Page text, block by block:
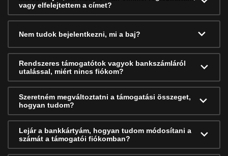
vagy elfelejtettem a címet?
Nem tudok bejelentkezni, mi a baj?
Rendszeres támogatótok vagyok bankszámláról
utalással, miért nincs fiókom?
Szeretném megváltoztatni a támogatási összeget,
hogyan tudom?
Lejár a bankkártyám, hogyan tudom módosítani a
számát a támogatói fiókomban?